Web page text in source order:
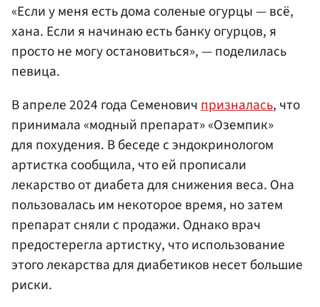
«Если у меня есть дома соленые огурцы — всё,
хана. Если я начинаю есть банку огурцов, я
просто не могу остановиться», — поделилась
певица.
В апреле 2024 года Семеновичпризналась, что
принимала «модный препарат» «Оземпик»
для похудения. В беседе с эндокринологом
артистка сообщила, что ей прописали
лекарство от диабета для снижения веса. Она
пользовалась им некоторое время, но затем
препарат сняли с продажи. Однако врач
предостерегла артистку, что использование
этого лекарства для диабетиков несет большие
риски.